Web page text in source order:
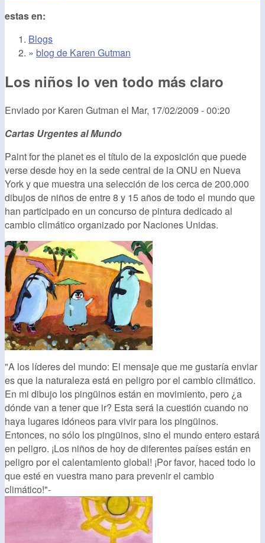
estas en:
Blogs
» blog de Karen Gutman
Los niños lo ven todo más claro
Enviado por Karen Gutman el Mar, 17/02/2009 - 00:20
Cartas Urgentes al Mundo
Paint for the planet es el título de la exposición que puede
verse desde hoy en la sede central de la ONU en Nueva
York y que muestra una selección de los cerca de 200.000
dibujos de niños de entre 8 y 15 años de todo el mundo que
han participado en un concurso de pintura dedicado al
cambio climático organizado por Naciones Unidas.
"A los líderes del mundo: El mensaje que me gustaría enviar
es que la naturaleza está en peligro por el cambio climático.
En mi dibujo los pingüinos están en movimiento, pero ¿a
dónde van a tener que ir? Esta será la cuestión cuando no
haya lugares idóneos para vivir para los pingüinos.
Entonces, no sólo los pingüinos, sino el mundo entero estará
en peligro. ¡Los niños de hoy de diferentes países están en
peligro por el calentamiento global! ¡Por favor, haced todo lo
que esté en vuestra mano para prevenir el cambio
climático!"-